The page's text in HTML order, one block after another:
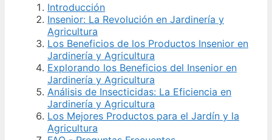
Introducción
Insenior: La Revolución en Jardinería y
Agricultura
Los Beneficios de los Productos Insenior en
Jardinería y Agricultura
Explorando los Beneficios del Insenior en
Jardinería y Agricultura
Análisis de Insecticidas: La Eficiencia en
Jardinería y Agricultura
Los Mejores Productos para el Jardín y la
Agricultura